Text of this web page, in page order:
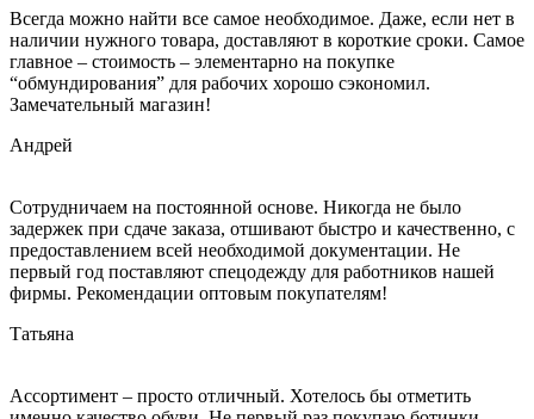
Всегда можно найти все самое необходимое. Даже, если нет в
наличии нужного товара, доставляют в короткие сроки. Самое
главное – стоимость – элементарно на покупке
“обмундирования” для рабочих хорошо сэкономил.
Замечательный магазин!
Андрей
Сотрудничаем на постоянной основе. Никогда не было
задержек при сдаче заказа, отшивают быстро и качественно, с
предоставлением всей необходимой документации. Не
первый год поставляют спецодежду для работников нашей
фирмы. Рекомендации оптовым покупателям!
Татьяна
Ассортимент – просто отличный. Хотелось бы отметить